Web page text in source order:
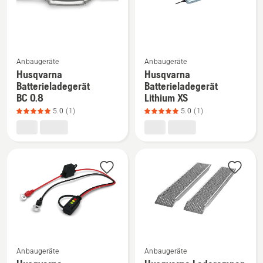
Mehr
Details
zu
Husqvarna
Batterieladegerät
Anbaugeräte
Husqvarna
Batterieladegerät
BC 0.8
5.0 (1)
Mehr
Details
zu
Husqvarna
Batterieladegerät
Produktbewertung
Anbaugeräte
Husqvarna
Batterieladegerät
Lithium XS
5.0 (1)
Details
Anbaugeräte
Details
Anbaugeräte